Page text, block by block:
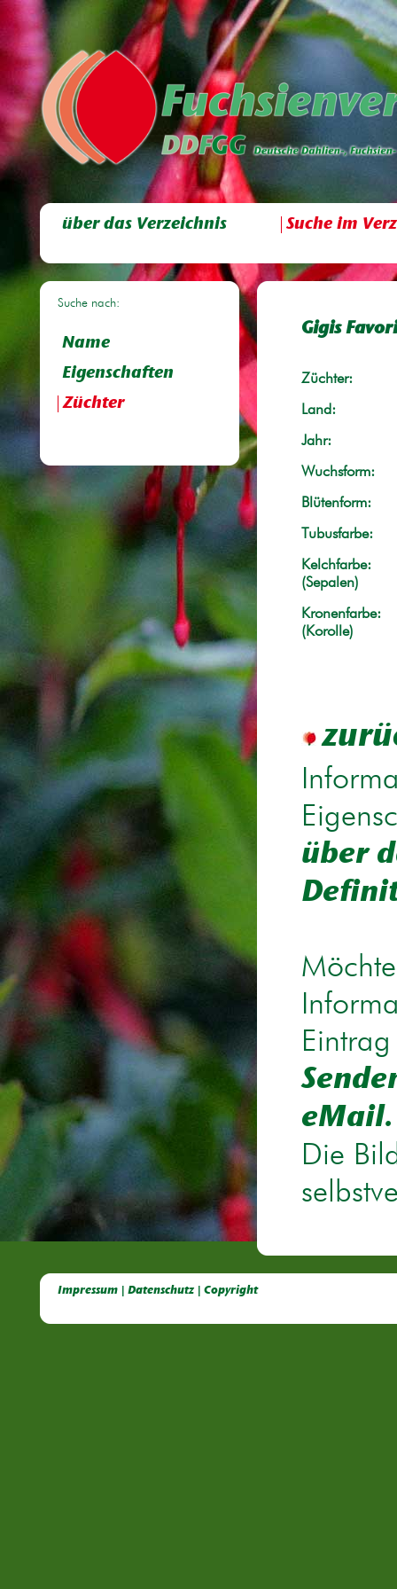
über das Verzeichnis Suche im
Suche nach:
Name
Eigenschaften
Züchter
Gigis
Züchter:
Land:
Jahr:
Wuchsform:
Blütenform:
Tubusfarbe:
Kelchfarbe:
(Sepalen)
Kronenfarbe:
(Korolle)
über
eMail.
Die
Impressum | Datenschutz | Copyright